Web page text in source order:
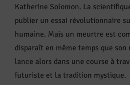
Katherine Solomon. La
publier un essai révolutionnaire
humaine. Mais un meurtre est
disparaît en même temps que
lance alors dans une course à
futuriste et la tradition mystique.